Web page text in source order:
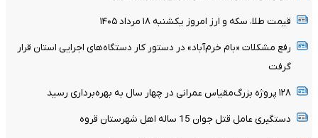
قیمت طلا، سکه و ارز امروز یکشنبه ۱۸ مرداد ۱۴۰۵
رفع مشکلات «بام خرم‌آباد» در دستور کار دستگاه‌های اجرایی استان قرار
گرفت
۱۲۸ پروژه بزرگ‌مقیاس عمرانی در چهار سال به بهره‌برداری رسید
دستگیری عامل قتل جوان 15 ساله اهل شهرستان قروه